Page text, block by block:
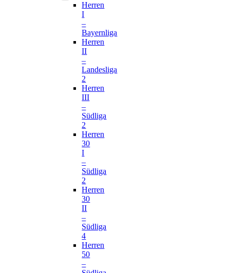
Herren
I
–
Bayernliga
Herren
II
–
Landesliga
2
Herren
III
–
Südliga
2
Herren
30
I
–
Südliga
2
Herren
30
II
–
Südliga
4
Herren
50
–